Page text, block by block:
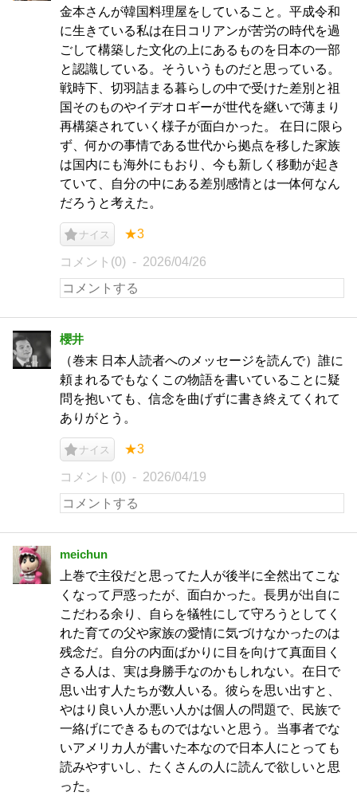
金本さんが韓国料理屋をしていること。平成令和
に生きている私は在日コリアンが苦労の時代を過
ごして構築した文化の上にあるものを日本の一部
と認識している。そういうものだと思っている。
戦時下、切羽詰まる暮らしの中で受けた差別と祖
国そのものやイデオロギーが世代を継いで薄まり
再構築されていく様子が面白かった。 在日に限ら
ず、何かの事情である世代から拠点を移した家族
は国内にも海外にもおり、今も新しく移動が起き
ていて、自分の中にある差別感情とは一体何なん
だろうと考えた。
ナイス ★3
コメント(0) 2026/04/26
櫻井
（巻末 日本人読者へのメッセージを読んで）誰に
頼まれるでもなくこの物語を書いていることに疑
問を抱いても、信念を曲げずに書き終えてくれて
ありがとう。
ナイス ★3
コメント(0) 2026/04/19
meichun
上巻で主役だと思ってた人が後半に全然出てこな
くなって戸惑ったが、面白かった。長男が出自に
こだわる余り、自らを犠牲にして守ろうとしてく
れた育ての父や家族の愛情に気づけなかったのは
残念だ。自分の内面ばかりに目を向けて真面目く
さる人は、実は身勝手なのかもしれない。在日で
思い出す人たちが数人いる。彼らを思い出すと、
やはり良い人か悪い人かは個人の問題で、民族で
一絡げにできるものではないと思う。当事者でな
いアメリカ人が書いた本なので日本人にとっても
読みやすいし、たくさんの人に読んで欲しいと思
った。